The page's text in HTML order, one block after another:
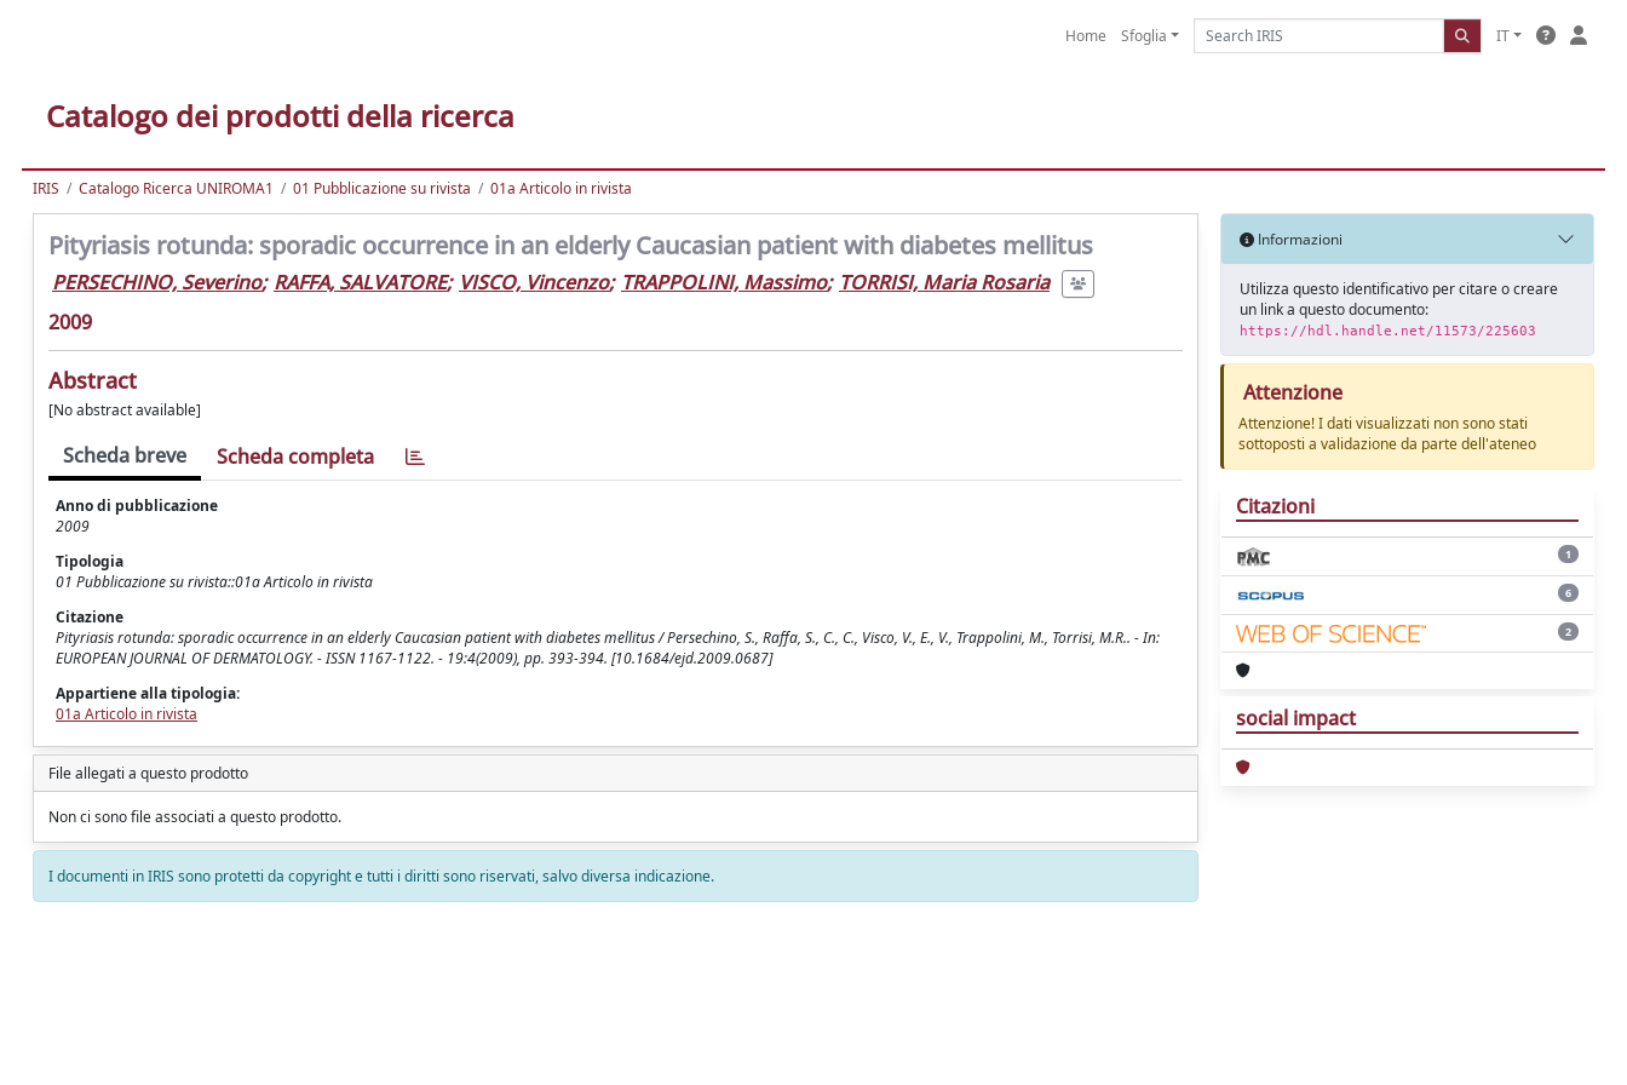
Home Sfoglia IT
Catalogo dei prodotti della ricerca
IRIS Catalogo Ricerca UNIROMA1 01 Pubblicazione su rivista 01a Articolo in rivista
Pityriasis rotunda: sporadic occurrence in an elderly Caucasian patient with diabetes mellitus
PERSECHINO, Severino; RAFFA, SALVATORE; VISCO, Vincenzo; TRAPPOLINI, Massimo; TORRISI, Maria Rosaria
2009
Abstract
[No abstract available]
Scheda breve Scheda completa
Anno di pubblicazione
2009
Tipologia
01 Pubblicazione su rivista::01a Articolo in rivista
Citazione
Pityriasis rotunda: sporadic occurrence in an elderly Caucasian patient with diabetes mellitus / Persechino, S., Raffa, S., C., C., Visco, V., E., V., Trappolini, M., Torrisi, M.R.. - In:
EUROPEAN JOURNAL OF DERMATOLOGY. - ISSN 1167-1122. - 19:4(2009), pp. 393-394. [10.1684/ejd.2009.0687]
Appartiene alla tipologia:
01a Articolo in rivista
File allegati a questo prodotto
Non ci sono file associati a questo prodotto.
I documenti in IRIS sono protetti da copyright e tutti i diritti sono riservati, salvo diversa indicazione.
Informazioni
Utilizza questo identificativo per citare o creare
un link a questo documento:
https://hdl.handle.net/11573/225603
Attenzione
Attenzione! I dati visualizzati non sono stati
sottoposti a validazione da parte dell'ateneo
Citazioni
1
6
2
social impact